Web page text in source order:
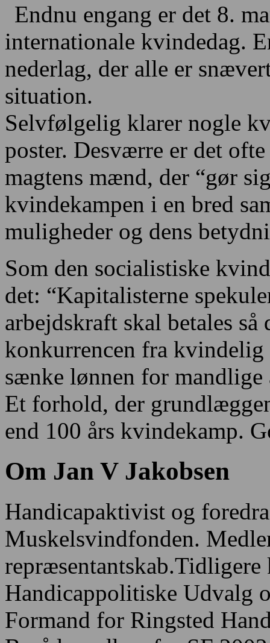
Endnu engang er det 8.
internationale kvindedag.
nederlag, der alle er
situation.
Selvfølgelig klarer nogle
poster. Desværre er det
magtens mænd, der “gør
kvindekampen i en bred
muligheder og dens
Som den socialistiske
det: “Kapitalisterne
arbejdskraft skal betales
konkurrencen fra
sænke lønnen for mandlige
Et forhold, der
end 100 års kvindekamp.
Om Jan V Jakobsen
Handicapaktivist og
Muskelsvindfonden.
Handicappolitiske Udvalg
Formand for Ringsted